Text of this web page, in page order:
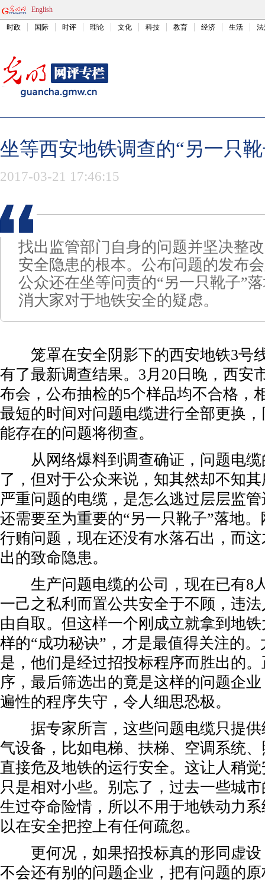
English
时政 国际 时评 理论 文化 科技 教育 经济 生活
坐等西安地铁调查的“另一只
2017-03-21 17:46:15
找出监管部门自身的问题并坚决整
安全隐患的根本。公布问题的发布
公众还在坐等问责的“另一只靴子”
消大家对于地铁安全的疑虑。
笼罩在安全阴影下的西安地铁3号
有了最新调查结果。3月20日晚，西安
布会，公布抽检的5个样品均不合格，
最短的时间对问题电缆进行全部更换
能存在的问题将彻查。
从网络爆料到调查确证，问题电缆
了，但对于公众来说，知其然却不知
严重问题的电缆，是怎么逃过层层监
还需要至为重要的“另一只靴子”落地
行贿问题，现在还没有水落石出，而
出的致命隐患。
生产问题电缆的公司，现在已有8
一己之私利而置公共安全于不顾，违
由自取。但这样一个刚成立就拿到地
样的“成功秘诀”，才是最值得关注的
是，他们是经过招投标程序而胜出的
序，最后筛选出的竟是这样的问题企
遍性的程序失守，令人细思恐极。
据专家所言，这些问题电缆只提供
气设备，比如电梯、扶梯、空调系统
直接危及地铁的运行安全。这让人稍
只是相对小些。别忘了，过去一些城
生过夺命险情，所以不用于地铁动力
以在安全把控上有任何疏忽。
更何况，如果招投标真的形同虚设
不会还有别的问题企业，把有问题的